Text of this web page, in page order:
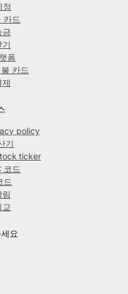
정
카드
금
폼
카드
policy
기
ticker
코드
드
요